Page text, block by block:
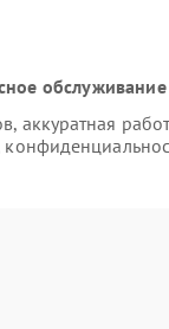
аккуратная